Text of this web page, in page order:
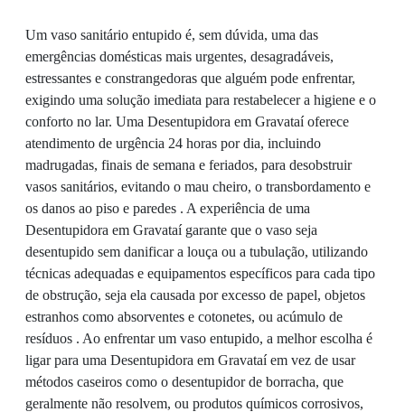
Um vaso sanitário entupido é, sem dúvida, uma das
emergências domésticas mais urgentes, desagradáveis,
estressantes e constrangedoras que alguém pode enfrentar,
exigindo uma solução imediata para restabelecer a higiene e o
conforto no lar. Uma Desentupidora em Gravataí oferece
atendimento de urgência 24 horas por dia, incluindo
madrugadas, finais de semana e feriados, para desobstruir
vasos sanitários, evitando o mau cheiro, o transbordamento e
os danos ao piso e paredes . A experiência de uma
Desentupidora em Gravataí garante que o vaso seja
desentupido sem danificar a louça ou a tubulação, utilizando
técnicas adequadas e equipamentos específicos para cada tipo
de obstrução, seja ela causada por excesso de papel, objetos
estranhos como absorventes e cotonetes, ou acúmulo de
resíduos . Ao enfrentar um vaso entupido, a melhor escolha é
ligar para uma Desentupidora em Gravataí em vez de usar
métodos caseiros como o desentupidor de borracha, que
geralmente não resolvem, ou produtos químicos corrosivos,